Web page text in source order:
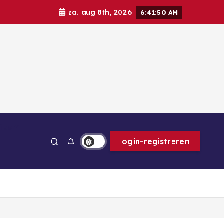
za. aug 8th, 2026 6:41:51 AM
login-registreren